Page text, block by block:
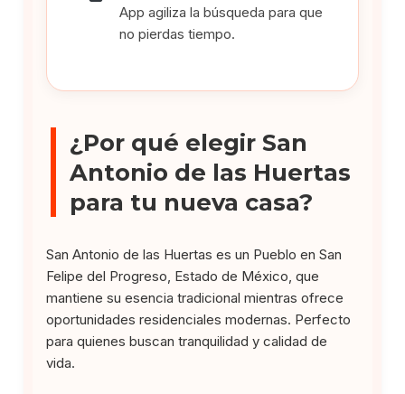
App agiliza la búsqueda para que
no pierdas tiempo.
¿Por qué elegir San
Antonio de las Huertas
para tu nueva casa?
San Antonio de las Huertas es un Pueblo en San
Felipe del Progreso, Estado de México, que
mantiene su esencia tradicional mientras ofrece
oportunidades residenciales modernas. Perfecto
para quienes buscan tranquilidad y calidad de
vida.